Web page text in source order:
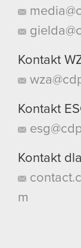
Kontakt
Kontakt
Kontakt
m